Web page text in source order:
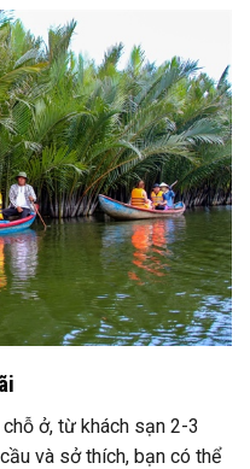
ở, từ khách sạn 2-3
và sở thích, bạn có thể